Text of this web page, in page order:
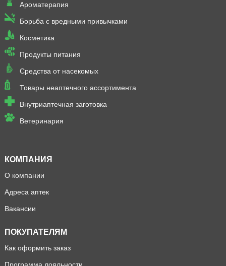
Ароматерапия
Борьба с вредными привычками
Косметика
Продукты питания
Средства от насекомых
Товары неаптечного ассортимента
Внутриаптечная заготовка
Ветеринария
КОМПАНИЯ
О компании
Адреса аптек
Вакансии
ПОКУПАТЕЛЯМ
Как оформить заказ